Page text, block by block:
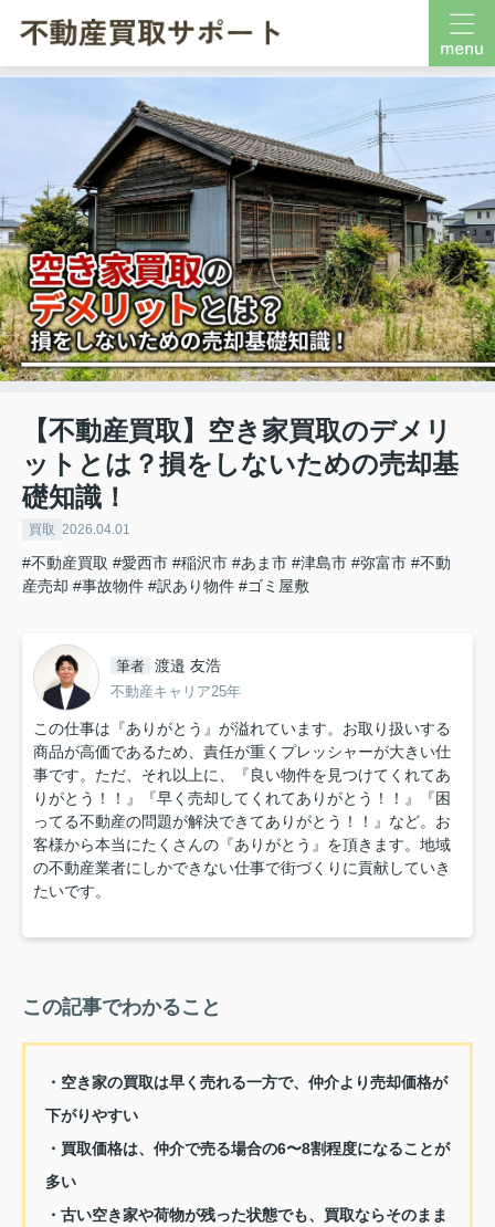
【不動産買取】空き家買取のデメリ
ットとは？損をしないための売却基
礎知識！
買取 2026.04.01
#不動産買取 #愛西市 #稲沢市 #あま市 #津島市 #弥富市 #不動
産売却 #事故物件 #訳あり物件 #ゴミ屋敷
筆者 渡邉 友浩
不動産キャリア25年
この仕事は『ありがとう』が溢れています。お取り扱いする
商品が高価であるため、責任が重くプレッシャーが大きい仕
事です。ただ、それ以上に、『良い物件を見つけてくれてあ
りがとう！！』『早く売却してくれてありがとう！！』『困
ってる不動産の問題が解決できてありがとう！！』など。お
客様から本当にたくさんの『ありがとう』を頂きます。地域
の不動産業者にしかできない仕事で街づくりに貢献していき
たいです。
この記事でわかること
・空き家の買取は早く売れる一方で、仲介より売却価格が
下がりやすい
・買取価格は、仲介で売る場合の6〜8割程度になることが
多い
・古い空き家や荷物が残った状態でも、買取ならそのまま